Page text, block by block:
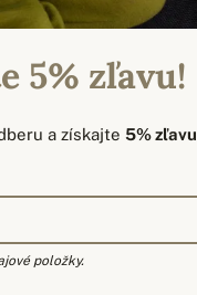
5% zľavu!
a získajte5% zľavu
položky.